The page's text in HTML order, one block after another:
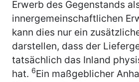
Erwerb des Gegenstands
innergemeinschaftlichen
kann dies nur ein
darstellen, dass der
tatsächlich das Inland
hat. 6Ein maßgeblicher